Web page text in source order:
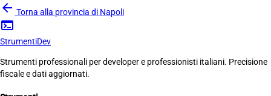
arrow_back Torna alla provincia di Napoli
terminal
StrumentiDev
Strumenti professionali per developer e professionisti italiani. Precisione
fiscale e dati aggiornati.